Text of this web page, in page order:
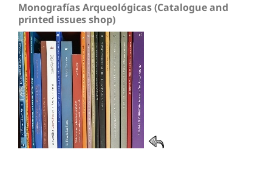
Monografías Arqueológicas (Catalogue and
printed issues shop)